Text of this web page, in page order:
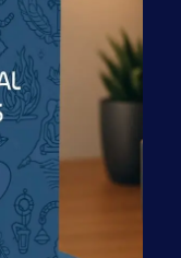
UU.